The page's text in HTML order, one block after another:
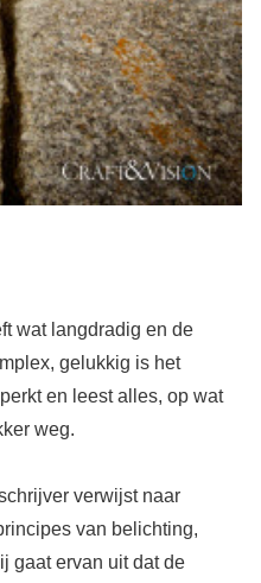
wat langdradig en de
gelukkig is het
en leest alles, op wat
weg.
verwijst naar
van belichting,
gaat ervan uit dat de